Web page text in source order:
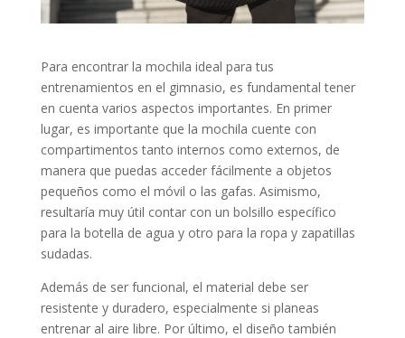
Para encontrar la mochila ideal para tus
entrenamientos en el gimnasio, es fundamental tener
en cuenta varios aspectos importantes. En primer
lugar, es importante que la mochila cuente con
compartimentos tanto internos como externos, de
manera que puedas acceder fácilmente a objetos
pequeños como el móvil o las gafas. Asimismo,
resultaría muy útil contar con un bolsillo específico
para la botella de agua y otro para la ropa y zapatillas
sudadas.
Además de ser funcional, el material debe ser
resistente y duradero, especialmente si planeas
entrenar al aire libre. Por último, el diseño también